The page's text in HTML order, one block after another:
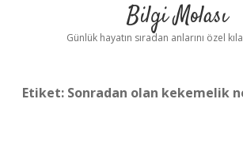
Yasal Uyarı
Bilgi Molası
Günlük hayatın sıradan anlarını özel
Etiket: Sonradan olan kekemelik